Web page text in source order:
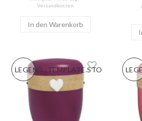
Versandkosten
In den Warenkorb